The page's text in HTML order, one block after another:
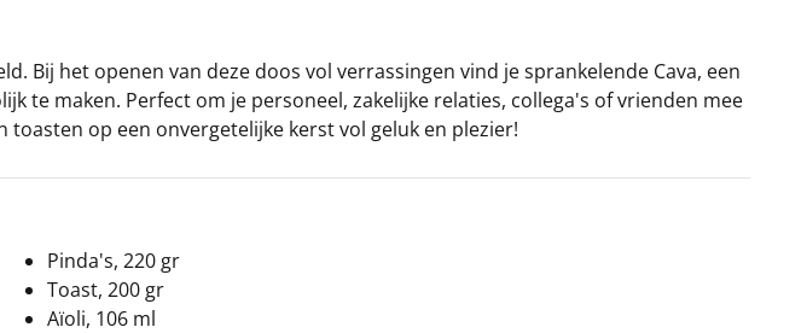
Bij het openen van deze doos vol verrassingen vind je sprankelende Cava, een
te maken. Perfect om je personeel, zakelijke relaties, collega's of vrienden mee
op een onvergetelijke kerst vol geluk en plezier!
Pinda's, 220 gr
Toast, 200 gr
Aïoli, 106 ml